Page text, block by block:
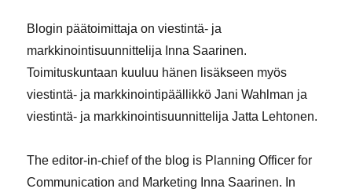
Blogin päätoimittaja on viestintä- ja
markkinointisuunnittelija Inna Saarinen.
Toimituskuntaan kuuluu hänen lisäkseen myös
viestintä- ja markkinointipäällikkö Jani Wahlman ja
viestintä- ja markkinointisuunnittelija Jatta Lehtonen.
The editor-in-chief of the blog is Planning Officer for
Communication and Marketing Inna Saarinen. In